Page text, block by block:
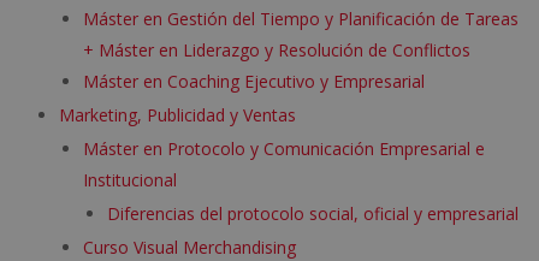
Máster en Gestión del Tiempo y Planificación de Tareas
+ Máster en Liderazgo y Resolución de Conflictos
Máster en Coaching Ejecutivo y Empresarial
Marketing, Publicidad y Ventas
Máster en Protocolo y Comunicación Empresarial e
Institucional
Diferencias del protocolo social, oficial y empresarial
Curso Visual Merchandising